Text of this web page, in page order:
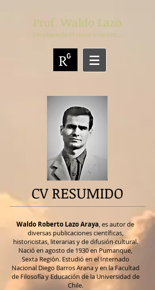
Prof. Waldo Lazo
Divulgando el conocimiento...
CV RESUMIDO
Waldo Roberto Lazo Araya, es autor de
diversas publicaciones científicas,
historicistas, literarias y de difusión cultural.
Nació en agosto de 1930 en Pumanque,
Sexta Región. Estudió en el Internado
Nacional Diego Barros Arana y en la Facultad
de Filosofía y Educación de la Universidad de
Chile.